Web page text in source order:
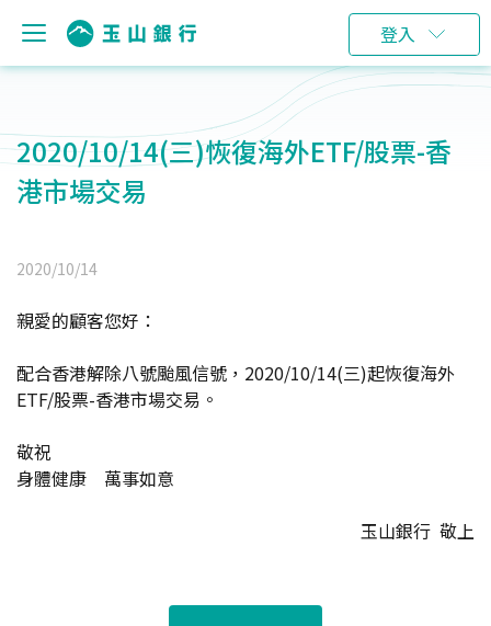
登入
2020/10/14(三)恢復海外ETF/股票-香
港市場交易
2020/10/14
親愛的顧客您好：
配合香港解除八號颱風信號，2020/10/14(三)起恢復海外
ETF/股票-香港市場交易。
敬祝
身體健康 萬事如意
玉山銀行 敬上